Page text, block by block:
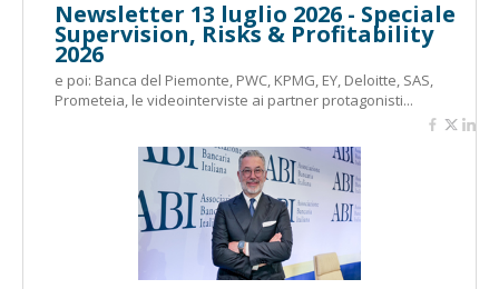
Newsletter 13 luglio 2026 - Speciale
Supervision, Risks & Profitability
2026
e poi: Banca del Piemonte, PWC, KPMG, EY, Deloitte, SAS,
Prometeia, le videointerviste ai partner protagonisti...